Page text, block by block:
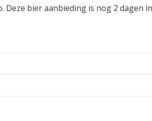
Deze bier aanbieding is nog 2 dagen